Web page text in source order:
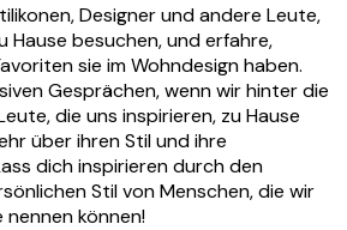
Designer und andere Leute,
Hause besuchen, und erfahre,
sie im Wohndesign haben.
Gesprächen, wenn wir hinter die
die uns inspirieren, zu Hause
über ihren Stil und ihre
dich inspirieren durch den
Stil von Menschen, die wir
können!